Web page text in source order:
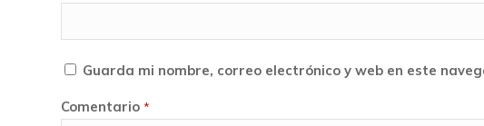
Guarda mi nombre, correo electrónico y web en este
Comentario *